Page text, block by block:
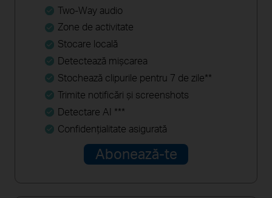
Two-Way audio
Zone de activitate
Stocare locală
Detectează mişcarea
Stochează clipurile pentru 7 de zile**
Trimite notificări şi screenshots
Detectare AI ***
Confidenţialitate asigurată
Abonează-te